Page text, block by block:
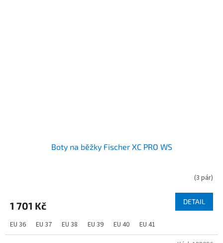
Boty na běžky Fischer XC PRO WS
(3 pár)
1 701 Kč DETAIL
EU 36 EU 37 EU 38 EU 39 EU 40 EU 41